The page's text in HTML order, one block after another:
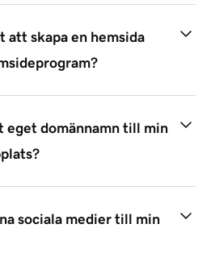
att skapa en hemsida
eget domännamn till min
sociala medier till min